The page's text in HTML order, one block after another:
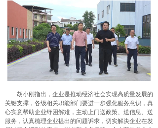
胡小刚指出，企业是推动经济社会实现高质量发展的
关键支撑，各级相关职能部门要进一步强化服务意识，真
心实意帮助企业纾困解难，主动上门送政策、送信息、送
服务，认真梳理企业提出的问题诉求，切实解决企业在发